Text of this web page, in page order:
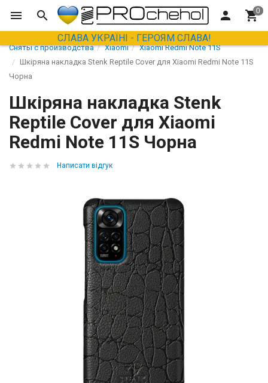
СЛАВА УКРАЇНІ - ГЕРОЯМ СЛАВА!
Сняты с производства Xiaomi
Xiaomi Redmi Note 11S
Шкіряна накладка Stenk Reptile Cover для Xiaomi Redmi Note 11S
Чорна
Шкіряна накладка Stenk
Reptile Cover для Xiaomi
Redmi Note 11S Чорна
Написати відгук